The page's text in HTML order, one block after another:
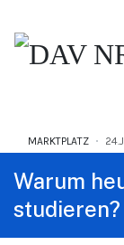
MARKTPLATZ
Warum
studieren?